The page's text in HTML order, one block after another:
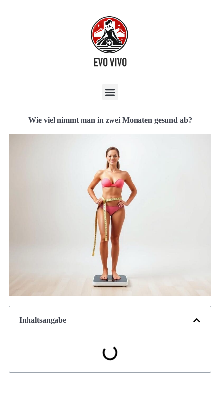
Wie viel nimmt man in zwei Monaten gesund ab?
Inhaltsangabe